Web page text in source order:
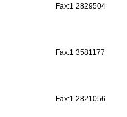
Fax:1 2829504
Fax:1 3581177
Fax:1 2821056